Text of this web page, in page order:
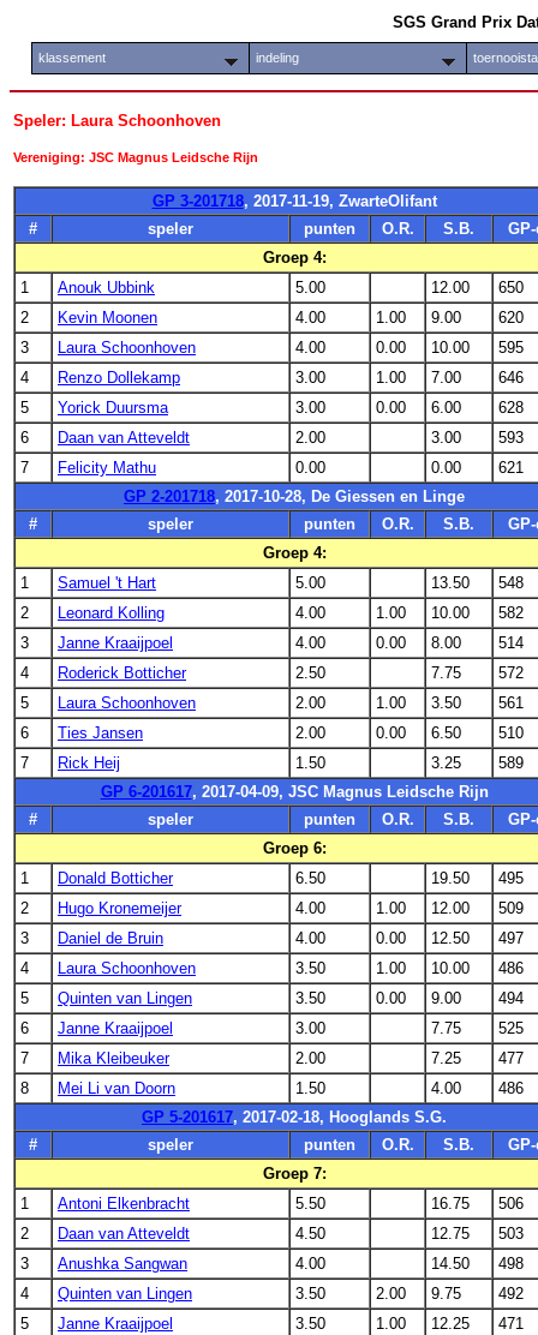
SGS Grand Prix
klassement indeling
Speler: Laura Schoonhoven
Vereniging: JSC Magnus Leidsche Rijn
GP 3-201718, 2017-11-19, ZwarteOlifant
#
speler punten O.R. S.B.
Groep 4:
1
Anouk Ubbink 5.00 12.00
650
2
Kevin Moonen 4.00 1.00 9.00
620
3
Laura Schoonhoven 4.00 0.00 10.00
595
4
Renzo Dollekamp 3.00 1.00 7.00
646
5
Yorick Duursma 3.00 0.00 6.00
628
6
Daan van Atteveldt 2.00 3.00
593
7
Felicity Mathu 0.00 0.00
621
GP 2-201718, 2017-10-28, De Giessen en Linge
#
speler punten O.R. S.B.
Groep 4:
1
Samuel 't Hart 5.00 13.50
548
2
Leonard Kolling 4.00 1.00 10.00
582
3
Janne Kraaijpoel 4.00 0.00 8.00
514
4
Roderick Botticher 2.50 7.75
572
5
Laura Schoonhoven 2.00 1.00 3.50
561
6
Ties Jansen 2.00 0.00 6.50
510
7
Rick Heij 1.50 3.25
589
GP 6-201617, 2017-04-09, JSC Magnus Leidsche Rijn
#
speler punten O.R. S.B.
Groep 6:
1
Donald Botticher 6.50 19.50
495
2
Hugo Kronemeijer 4.00 1.00 12.00
509
3
Daniel de Bruin 4.00 0.00 12.50
497
4
Laura Schoonhoven 3.50 1.00 10.00
486
5
Quinten van Lingen 3.50 0.00 9.00
494
6
Janne Kraaijpoel 3.00 7.75
525
7
Mika Kleibeuker 2.00 7.25
477
8
Mei Li van Doorn 1.50 4.00
486
GP 5-201617, 2017-02-18, Hooglands S.G.
#
speler punten O.R. S.B.
Groep 7:
1
Antoni Elkenbracht 5.50 16.75
506
2
Daan van Atteveldt 4.50 12.75
503
3
Anushka Sangwan 4.00 14.50
498
4
Quinten van Lingen 3.50 2.00 9.75
492
5
Janne Kraaijpoel 3.50 1.00 12.25
471